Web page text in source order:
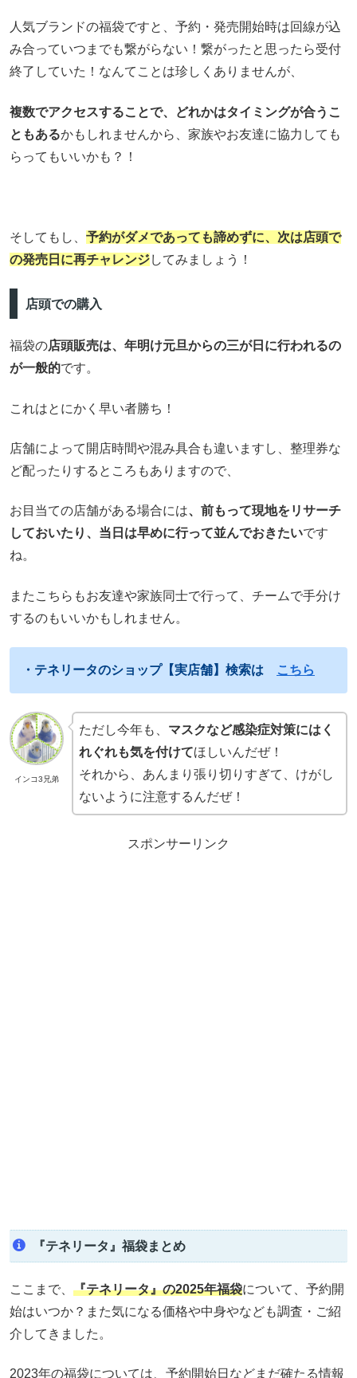
人気ブランドの福袋ですと、予約・発売開始時は回線が込
み合っていつまでも繋がらない！繋がったと思ったら受付
終了していた！なんてことは珍しくありませんが、
複数でアクセスすることで、どれかはタイミングが合うこ
ともあるかもしれませんから、家族やお友達に協力しても
らってもいいかも？！
そしてもし、 予約がダメであっても諦めずに、次は店頭で
の発売日に再チャレンジしてみましょう！
店頭での購入
福袋の店頭販売は、年明け元旦からの三が日に行われるの
が一般的です。
これはとにかく早い者勝ち！
店舗によって開店時間や混み具合も違いますし、整理券な
ど配ったりするところもありますので、
お目当ての店舗がある場合には、前もって現地をリサーチ
しておいたり、当日は早めに行って並んでおきたいです
ね。
またこちらもお友達や家族同士で行って、チームで手分け
するのもいいかもしれません。
・テネリータのショップ【実店舗】検索は こちら
インコ3兄弟
ただし今年も、 マスクなど感染症対策にはく
れぐれも気を付けてほしいんだぜ！
それから、あんまり張り切りすぎて、けがし
ないように注意するんだぜ！
スポンサーリンク
『テネリータ』福袋まとめ
ここまで、 『テネリータ』の2025年福袋について、予約開
始はいつか？また気になる価格や中身やなども調査・ご紹
介してきました。
2023年の福袋については、予約開始日などまだ確たる情報